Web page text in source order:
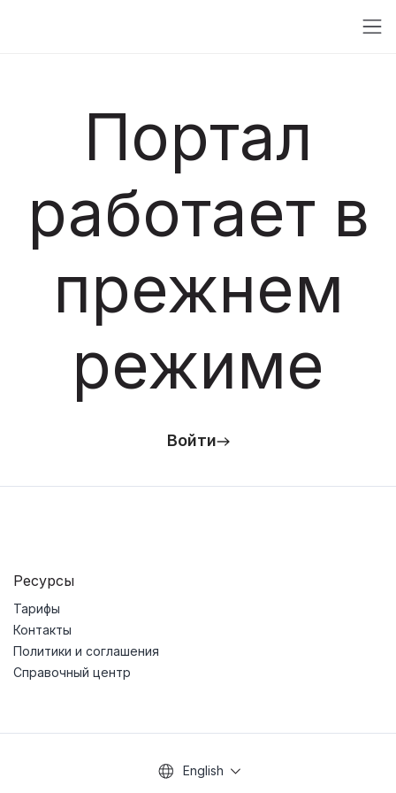
Портал
работает в
прежнем
режиме
Войти
Ресурсы
Тарифы
Контакты
Политики и соглашения
Справочный центр
English